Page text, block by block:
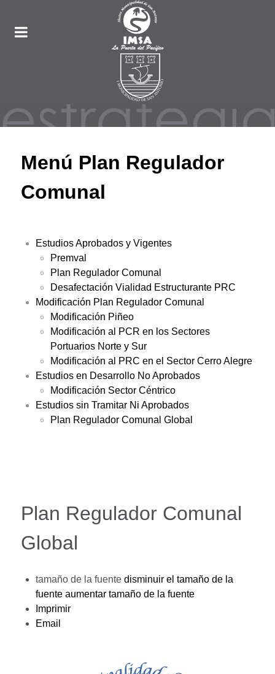
Menú Plan Regulador
Comunal
Estudios Aprobados y Vigentes
Premval
Plan Regulador Comunal
Desafectación Vialidad Estructurante PRC
Modificación Plan Regulador Comunal
Modificación Piñeo
Modificación al PCR en los Sectores
Portuarios Norte y Sur
Modificación al PRC en el Sector Cerro Alegre
Estudios en Desarrollo No Aprobados
Modificación Sector Céntrico
Estudios sin Tramitar Ni Aprobados
Plan Regulador Comunal Global
Plan Regulador Comunal
Global
tamaño de la fuente disminuir el tamaño de la
fuente aumentar tamaño de la fuente
Imprimir
Email